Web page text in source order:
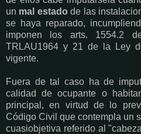
un mal estado de las
se haya reparado,
imponen los arts. 1554.2
TRLAU1964 y 21 de la Ley
vigente.
Fuera de tal caso ha de
calidad de ocupante o
principal, en virtud de lo
Código Civil que contempla un
cuasiobjetiva referido al